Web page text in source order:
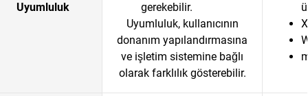
Uyumluluk
gerekebilir.
Uyumluluk, kullanıcının
donanım yapılandırmasına
ve işletim sistemine bağlı
olarak farklılık gösterebilir.